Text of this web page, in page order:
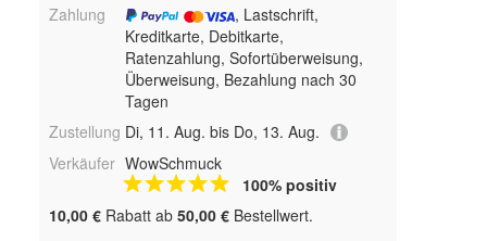
Zahlung
, Lastschrift,
Kreditkarte, Debitkarte,
Ratenzahlung, Sofortüberweisung,
Überweisung, Bezahlung nach 30
Tagen
Zustellung Di, 11. Aug. bis Do, 13. Aug.
Verkäufer WowSchmuck
100% positiv
10,00 € Rabatt ab 50,00 € Bestellwert.